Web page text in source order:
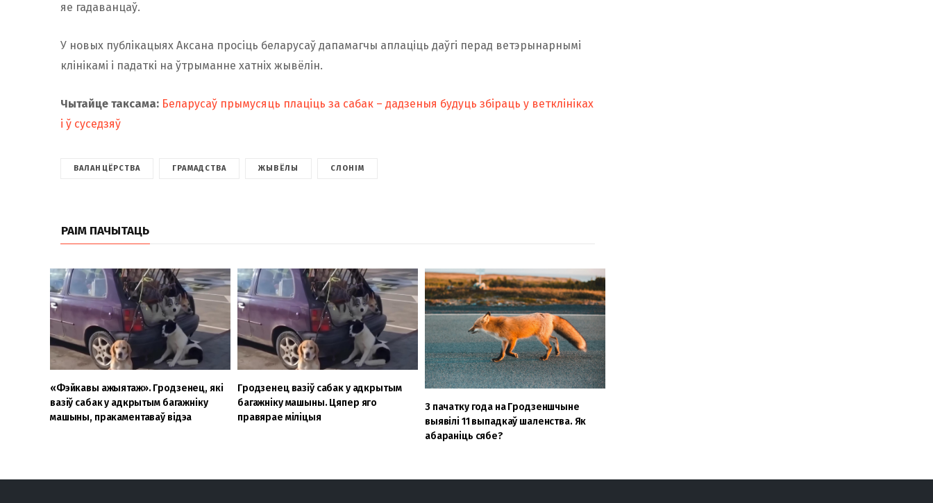
яе гадаванцаў.
У новых публікацыях Аксана просіць беларусаў дапамагчы аплаціць даўгі перад ветэрынарнымі
клінікамі і падаткі на ўтрыманне хатніх жывёлін.
Чытайце таксама: Беларусаў прымусяць плаціць за сабак – дадзеныя будуць збіраць у ветклініках
і ў суседзяў
ВАЛАНЦЁРСТВА ГРАМАДСТВА ЖЫВЁЛЫ СЛОНІМ
РАІМ ПАЧЫТАЦЬ
«Фэйкавы ажыятаж». Гродзенец, які
вазіў сабак у адкрытым багажніку
машыны, пракаментаваў відэа
Гродзенец вазіў сабак у адкрытым
багажніку машыны. Цяпер яго
правярае міліцыя
З пачатку года на Гродзеншчыне
выявілі 11 выпадкаў шаленства. Як
абараніць сябе?